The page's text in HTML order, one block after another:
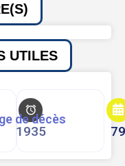
UTILES
1935
de décès